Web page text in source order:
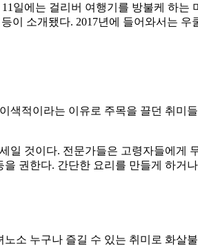
일에는 걸리버 여행기를 방불케 하는
이 소개됐다. 2017년에 들어와서는
적이라는 이유로 주목을 끌던 취미
것이다. 전문가들은 고령자들에게
권한다. 간단한 요리를 만들게 하거
소 누구나 즐길 수 있는 취미로 화살